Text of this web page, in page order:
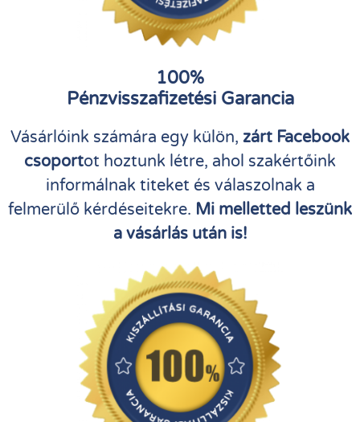
100%
Pénzvisszafizetési Garancia
Vásárlóink számára egy külön, zárt Facebook
csoportot hoztunk létre, ahol szakértőink
informálnak titeket és válaszolnak a
felmerülő kérdéseitekre. Mi melletted leszünk
a vásárlás után is!